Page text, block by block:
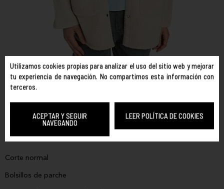
Utilizamos cookies propias para analizar el uso del sitio web y mejorar
tu experiencia de navegación. No compartimos esta información con
terceros.
ACEPTAR Y SEGUIR
NAVEGANDO
LEER POLÍTICA DE COOKIES
SHEPHERD OVERSHIRT
ELEMENT REF. ELJK00143
COLOR:BEIGE
Corte normal
Bolsillos de parche